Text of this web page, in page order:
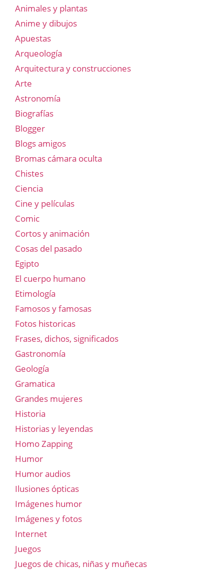
Animales y plantas
Anime y dibujos
Apuestas
Arqueología
Arquitectura y construcciones
Arte
Astronomía
Biografías
Blogger
Blogs amigos
Bromas cámara oculta
Chistes
Ciencia
Cine y películas
Comic
Cortos y animación
Cosas del pasado
Egipto
El cuerpo humano
Etimología
Famosos y famosas
Fotos historicas
Frases, dichos, significados
Gastronomía
Geología
Gramatica
Grandes mujeres
Historia
Historias y leyendas
Homo Zapping
Humor
Humor audios
Ilusiones ópticas
Imágenes humor
Imágenes y fotos
Internet
Juegos
Juegos de chicas, niñas y muñecas